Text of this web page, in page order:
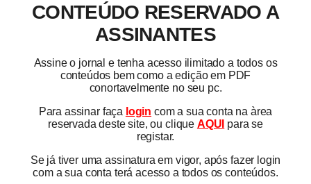
CONTEÚDO RESERVADO A
ASSINANTES
Assine o jornal e tenha acesso ilimitado a todos os
conteúdos bem como a edição em PDF
conortavelmente no seu pc.
Para assinar faça login com a sua conta na àrea
reservada deste site, ou clique AQUI para se
registar.
Se já tiver uma assinatura em vigor, após fazer login
com a sua conta terá acesso a todos os conteúdos.